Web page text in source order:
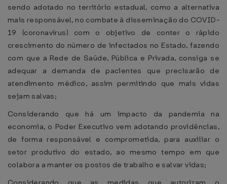
sendo adotado no território estadual, como a alternativa
mais responsável, no combate à disseminação do COVID-
19 (coronavírus) com o objetivo de conter o rápido
crescimento do número de infectados no Estado, fazendo
com que a Rede de Saúde, Pública e Privada, consiga se
adequar a demanda de pacientes que precisarão de
atendimento médico, assim permitindo que mais vidas
sejam salvas;
Considerando que há um impacto da pandemia na
economia, o Poder Executivo vem adotando providências,
de forma responsável e comprometida, para auxiliar o
setor produtivo do estado, ao mesmo tempo em que
colabora a manter os postos de trabalho e salvar vidas;